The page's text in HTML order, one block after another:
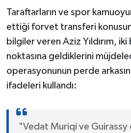
Taraftarların ve spor
ettiği forvet transferi
bilgiler veren Aziz Yıldırım,
noktasına geldiklerini
operasyonunun perde
ifadeleri kullandı:
"Vedat Muriqi ve Guirassy